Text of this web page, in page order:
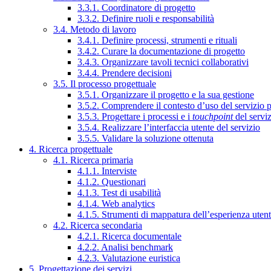
3.3.1. Coordinatore di progetto
3.3.2. Definire ruoli e responsabilità
3.4. Metodo di lavoro
3.4.1. Definire processi, strumenti e rituali
3.4.2. Curare la documentazione di progetto
3.4.3. Organizzare tavoli tecnici collaborativi
3.4.4. Prendere decisioni
3.5. Il processo progettuale
3.5.1. Organizzare il progetto e la sua gestione
3.5.2. Comprendere il contesto d’uso del servizio
3.5.3. Progettare i processi e i touchpointdel
3.5.4. Realizzare l’interfaccia utente del servizio
3.5.5. Validare la soluzione ottenuta
4. Ricerca progettuale
4.1. Ricerca primaria
4.1.1. Interviste
4.1.2. Questionari
4.1.3. Test di usabilità
4.1.4. Web analytics
4.1.5. Strumenti di mappatura dell’esperienza
4.2. Ricerca secondaria
4.2.1. Ricerca documentale
4.2.2. Analisi benchmark
4.2.3. Valutazione euristica
5. Progettazione dei servizi